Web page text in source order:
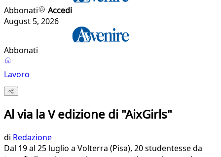
Abbonati
Accedi
August 5, 2026
Abbonati
Lavoro
Al via la V edizione di "AixGirls"
di Redazione
Dal 19 al 25 luglio a Volterra (Pisa), 20 studentesse da